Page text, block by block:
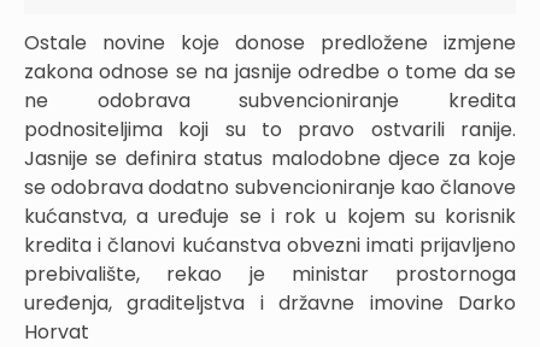
Ostale novine koje donose predložene izmjene
zakona odnose se na jasnije odredbe o tome da se
ne odobrava subvencioniranje kredita
podnositeljima koji su to pravo ostvarili ranije.
Jasnije se definira status malodobne djece za koje
se odobrava dodatno subvencioniranje kao članove
kućanstva, a uređuje se i rok u kojem su korisnik
kredita i članovi kućanstva obvezni imati prijavljeno
prebivalište, rekao je ministar prostornoga
uređenja, graditeljstva i državne imovine Darko
Horvat